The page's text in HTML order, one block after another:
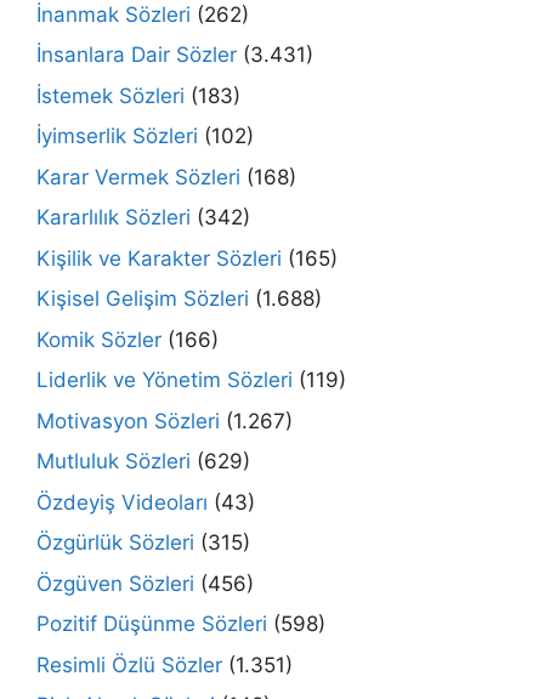
İnanmak Sözleri (262)
İnsanlara Dair Sözler (3.431)
İstemek Sözleri (183)
İyimserlik Sözleri (102)
Karar Vermek Sözleri (168)
Kararlılık Sözleri (342)
Kişilik ve Karakter Sözleri (165)
Kişisel Gelişim Sözleri (1.688)
Komik Sözler (166)
Liderlik ve Yönetim Sözleri (119)
Motivasyon Sözleri (1.267)
Mutluluk Sözleri (629)
Özdeyiş Videoları (43)
Özgürlük Sözleri (315)
Özgüven Sözleri (456)
Pozitif Düşünme Sözleri (598)
Resimli Özlü Sözler (1.351)